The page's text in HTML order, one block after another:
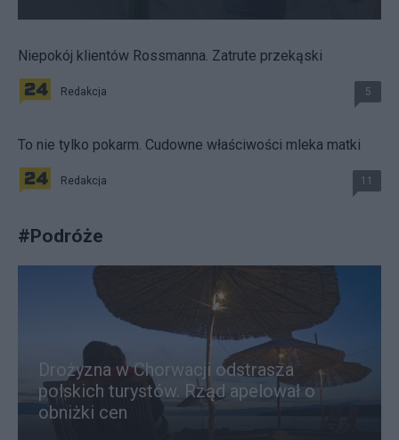
Niepokój klientów Rossmanna. Zatrute przekąski
Redakcja 5
To nie tylko pokarm. Cudowne właściwości mleka matki
Redakcja 11
#Podróże
Drożyzna w Chorwacji odstrasza
polskich turystów. Rząd apelował o
obniżki cen